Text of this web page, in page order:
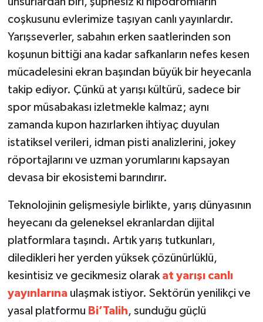
coşkusunu evlerimize taşıyan canlı yayınlardır.
Yarışseverler, sabahın erken saatlerinden son
koşunun bittiği ana kadar safkanların nefes kesen
mücadelesini ekran başından büyük bir heyecanla
takip ediyor. Çünkü at yarışı kültürü, sadece bir
spor müsabakası izletmekle kalmaz; aynı
zamanda kupon hazırlarken ihtiyaç duyulan
istatiksel verileri, idman pisti analizlerini, jokey
röportajlarını ve uzman yorumlarını kapsayan
devasa bir ekosistemi barındırır.
Teknolojinin gelişmesiyle birlikte, yarış dünyasının
heyecanı da geleneksel ekranlardan dijital
platformlara taşındı. Artık yarış tutkunları,
diledikleri her yerden yüksek çözünürlüklü,
kesintisiz ve gecikmesiz olarakat yarışı canlı
yayınlarınaulaşmak istiyor. Sektörün yenilikçi ve
yasal platformu Bi’Talih, sunduğu güçlü